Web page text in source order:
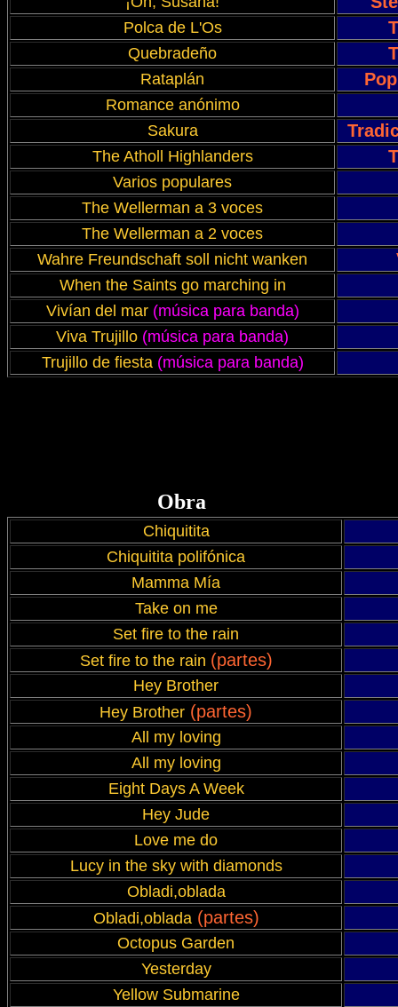
Polca de L'Os
Quebradeño
Rataplán
Romance anónimo
Sakura
The Atholl Highlanders
Varios populares
The Wellerman a 3 voces
The Wellerman a 2 voces
Wahre Freundschaft soll nicht wanken
When the Saints go marching in
Vivían del mar (música para banda)
Viva Trujillo (música para banda)
Trujillo de fiesta (música para banda)
Obra
Chiquitita
Chiquitita polifónica
Mamma Mía
Take on me
Set fire to the rain
Set fire to the rain (partes)
Hey Brother
Hey Brother (partes)
All my loving
All my loving
Eight Days A Week
Hey Jude
Love me do
Lucy in the sky with diamonds
Obladi,oblada
Obladi,oblada(partes)
Octopus Garden
Yesterday
Yellow Submarine